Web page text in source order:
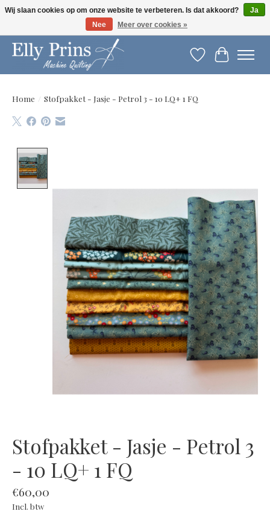
Let op: gewijzigde openingstijden!
Verlanglijst
Home / Stofpakket - Jasje - Petrol 3 - 10 LQ+ 1 FQ
Stofpakket - Jasje - Petrol 3
- 10 LQ+ 1 FQ
€60,00
Incl. btw
Wij slaan cookies op om onze website te verbeteren. Is dat akkoord?
Ja
Nee
Meer over cookies »